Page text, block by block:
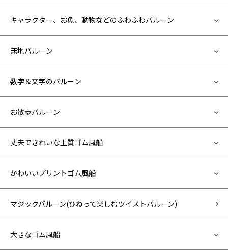
キャラクター、お魚、動物などのふわふわバルーン
無地バルーン
数字＆文字のバルーン
お散歩バルーン
丈夫できれいな上質ゴム風船
かわいいプリントゴム風船
マジックバルーン(ひねって楽しむツイストバルーン)
大きなゴム風船